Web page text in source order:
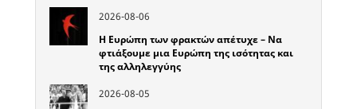
2026-08-06
Η Ευρώπη των φρακτών απέτυχε – Να
φτιάξουμε μια Ευρώπη της ισότητας και
της αλληλεγγύης
2026-08-05